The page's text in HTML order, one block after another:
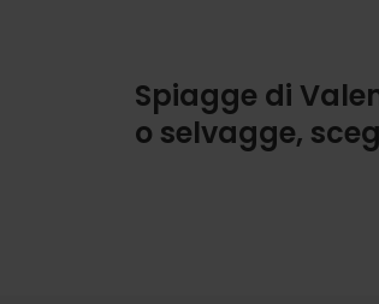
Spiagge di
o selvagge,